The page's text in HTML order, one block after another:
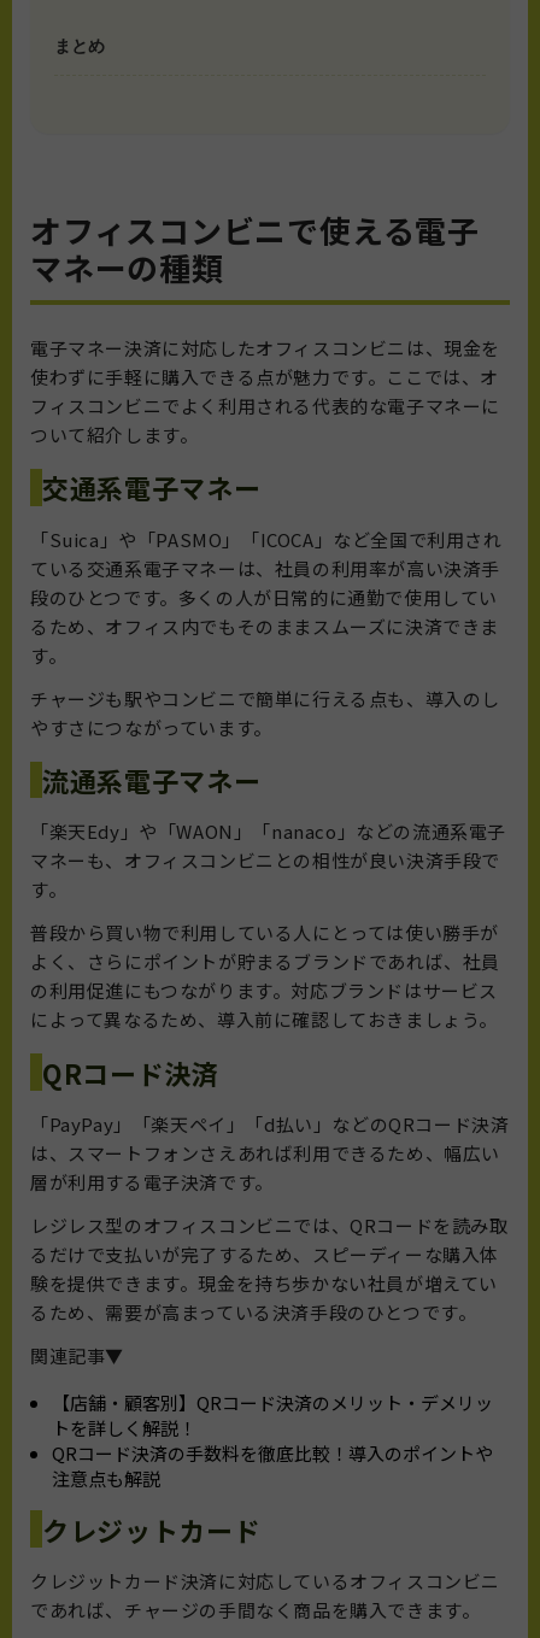
まとめ
オフィスコンビニで使える電子
マネーの種類
電子マネー決済に対応したオフィスコンビニは、現金を
使わずに手軽に購入できる点が魅力です。ここでは、オ
フィスコンビニでよく利用される代表的な電子マネーに
ついて紹介します。
交通系電子マネー
「Suica」や「PASMO」「ICOCA」など全国で利用され
ている交通系電子マネーは、社員の利用率が高い決済手
段のひとつです。多くの人が日常的に通勤で使用してい
るため、オフィス内でもそのままスムーズに決済できま
す。
チャージも駅やコンビニで簡単に行える点も、導入のし
やすさにつながっています。
流通系電子マネー
「楽天Edy」や「WAON」「nanaco」などの流通系電子
マネーも、オフィスコンビニとの相性が良い決済手段で
す。
普段から買い物で利用している人にとっては使い勝手が
よく、さらにポイントが貯まるブランドであれば、社員
の利用促進にもつながります。対応ブランドはサービス
によって異なるため、導入前に確認しておきましょう。
QRコード決済
「PayPay」「楽天ペイ」「d払い」などのQRコード決済
は、スマートフォンさえあれば利用できるため、幅広い
層が利用する電子決済です。
レジレス型のオフィスコンビニでは、QRコードを読み取
るだけで支払いが完了するため、スピーディーな購入体
験を提供できます。現金を持ち歩かない社員が増えてい
るため、需要が高まっている決済手段のひとつです。
関連記事▼
【店舗・顧客別】QRコード決済のメリット・デメリッ
トを詳しく解説！
QRコード決済の手数料を徹底比較！導入のポイントや
注意点も解説
クレジットカード
クレジットカード決済に対応しているオフィスコンビニ
であれば、チャージの手間なく商品を購入できます。